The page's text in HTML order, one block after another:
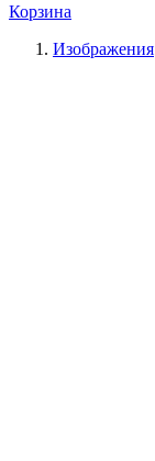
Корзина
Изображения